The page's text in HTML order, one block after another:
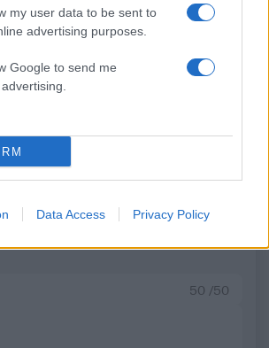
my user data to be sent to
advertising purposes.
Google to send me
Data Access Privacy Policy
50 /50
για
τραγωδία
Ιράν θα τελειώσει
σύντομα – Εμείς